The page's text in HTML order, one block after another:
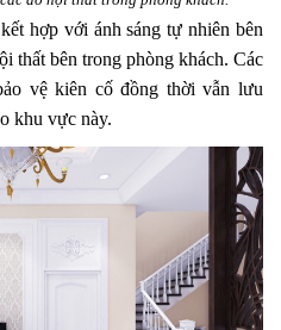
hợp với ánh sáng tự nhiên bên
thất bên trong phòng khách. Các
vệ kiên cố đồng thời vẫn lưu
khu vực này.